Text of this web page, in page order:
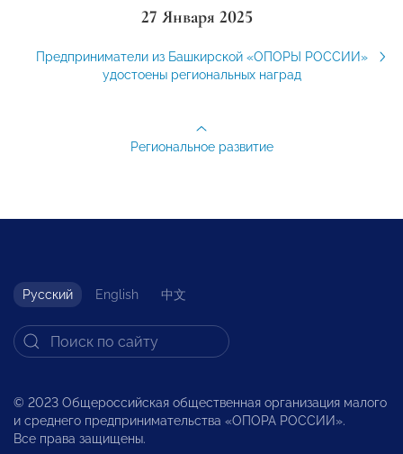
27 Января 2025
Предприниматели из Башкирской «ОПОРЫ РОССИИ»
удостоены региональных наград
Региональное развитие
Русский English 中文
© 2023 Общероссийская общественная организация малого
и среднего предпринимательства «ОПОРА РОССИИ».
Все права защищены.